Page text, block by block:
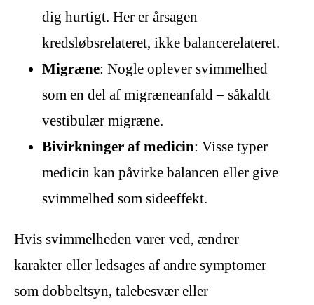
dig hurtigt. Her er årsagen
kredsløbsrelateret, ikke balancerelateret.
Migræne: Nogle oplever svimmelhed
som en del af migræneanfald – såkaldt
vestibulær migræne.
Bivirkninger af medicin: Visse typer
medicin kan påvirke balancen eller give
svimmelhed som sideeffekt.
Hvis svimmelheden varer ved, ændrer
karakter eller ledsages af andre symptomer
som dobbeltsyn, talebesvær eller